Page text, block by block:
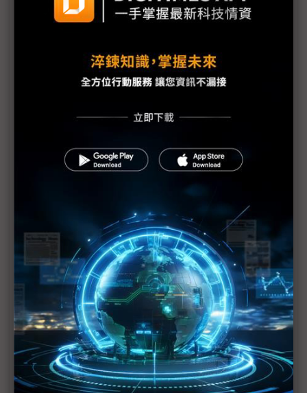
評析：AI力壓川普TACO陰影 黃仁勳全球奔走助
歐美中政策疊加擾動 2026車市需求承壓、供應鏈面
幕後：高通重視中國市場 2025年驍龍峰會拉高規格
軟銀金援英特爾僅「輸誠」？ 真正操盤手恐仰賴台
英特爾陳立武將親赴白宮拜會川普 闡明立場化解疑
慮
川普新對等關稅下 墨西哥、越南電視組裝哪裡好？
NVIDIA晶片換稀土？黃仁勳：對中美談判無內線消息
南韓緊急修法因應美方25%關稅通牒 加快談判腳步
拚豁免